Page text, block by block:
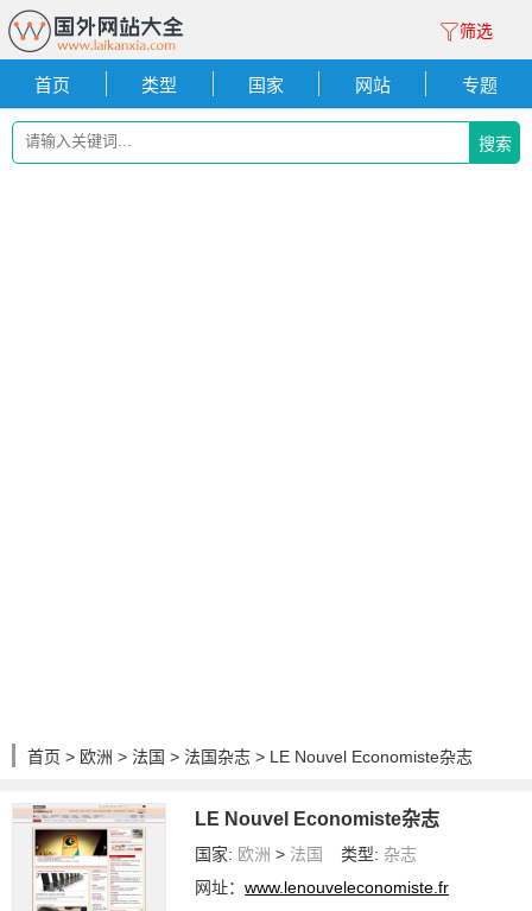
筛选
首页 类型 国家 网站 专题
搜索
首页 > 欧洲 > 法国 > 法国杂志 > LE Nouvel Economiste杂志
LE Nouvel Economiste杂志
国家: 欧洲 > 法国 类型: 杂志
网址：www.lenouveleconomiste.fr